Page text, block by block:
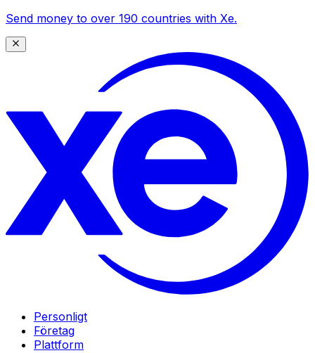
Send money to over 190 countries with Xe.
Personligt
Företag
Plattform